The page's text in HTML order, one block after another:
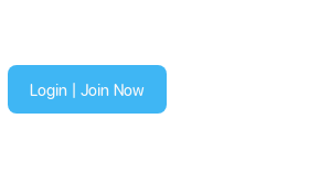
Login | Join Now